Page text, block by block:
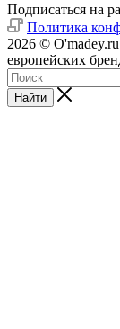
Подписаться на
Политика
2026 ©
европейских
Найти